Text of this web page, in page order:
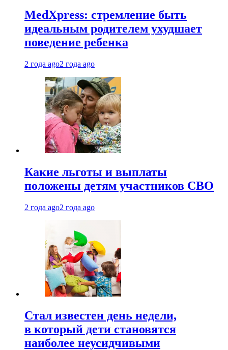
MedXpress: стремление быть
идеальным родителем ухудшает
поведение ребенка
2 года ago2 года ago
Какие льготы и выплаты
положены детям участников СВО
2 года ago2 года ago
Стал известен день недели,
в который дети становятся
наиболее неусидчивыми